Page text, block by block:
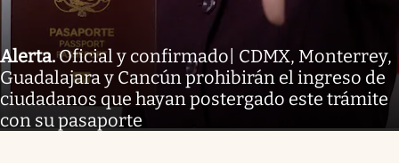
Alerta.Oficial y confirmado| CDMX, Monterrey,
Guadalajara y Cancún prohibirán el ingreso de
ciudadanos que hayan postergado este trámite
con su pasaporte